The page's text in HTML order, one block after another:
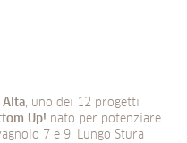
Alta, uno dei 12 progetti
Up! nato per potenziare
7 e 9, Lungo Stura